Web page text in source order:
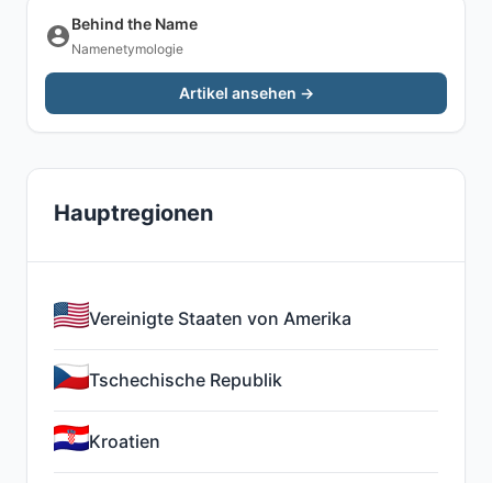
Behind the Name
Namenetymologie
Artikel ansehen →
Hauptregionen
Vereinigte Staaten von Amerika
Tschechische Republik
Kroatien